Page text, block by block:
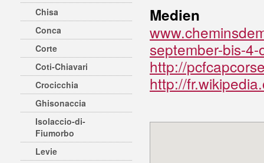
Chisa
Conca
Corte
Coti-Chiavari
Crocicchia
Ghisonaccia
Isolaccio-di-
Fiumorbo
Levie
Medien
september-bis-
http://
http://